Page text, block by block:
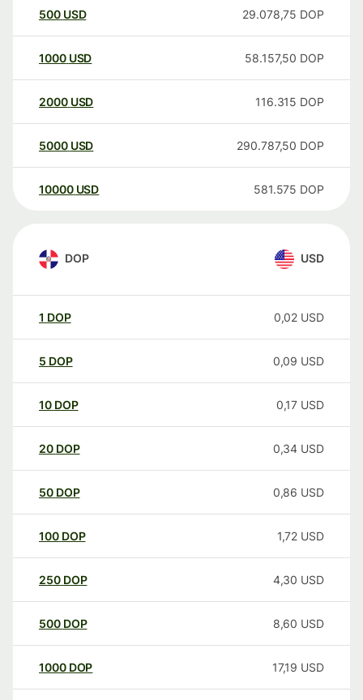
500 USD 29.078,75 DOP
1000 USD 58.157,50 DOP
2000 USD 116.315 DOP
5000 USD 290.787,50 DOP
10000 USD 581.575 DOP
DOP USD
1 DOP 0,02 USD
5 DOP 0,09 USD
10 DOP 0,17 USD
20 DOP 0,34 USD
50 DOP 0,86 USD
100 DOP 1,72 USD
250 DOP 4,30 USD
500 DOP 8,60 USD
1000 DOP 17,19 USD